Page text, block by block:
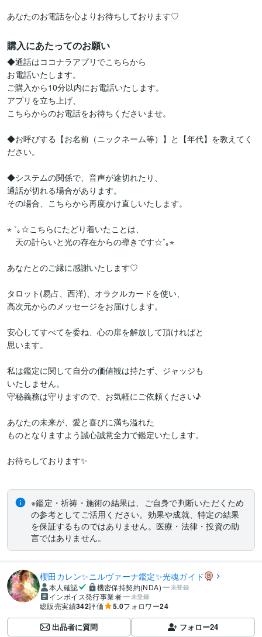
購入にあたってのお願い
◆通話はココナラアプリでこちらから
お電話いたします。
ご購入から10分以内にお電話いたします。
アプリを立ち上げ、
こちらからのお電話をお待ちくださいませ。
◆お呼びする【お名前（ニックネーム等）】と【年代】を教えてく
ださい。
◆システムの関係で、音声が途切れたり、
通話が切れる場合があります。
その場合、こちらから再度かけ直しいたします。
⋆ ˚｡☆こちらにたどり着いたことは、
天の計らいと光の存在からの導きです☆˚｡⋆
あなたとのご縁に感謝いたします♡
タロット(易占、西洋)、オラクルカードを使い、
高次元からのメッセージをお届けします。
安心してすべてを委ね、心の扉を解放して頂ければと
思います。
私は鑑定に関して自分の価値観は持たず、ジャッジも
いたしません。
守秘義務は守りますので、お気軽にご依頼ください♪
あなたの未来が、愛と喜びに満ち溢れた
ものとなりますよう誠心誠意全力で鑑定いたします。
お待ちしております✨
※鑑定・祈祷・施術の結果は、ご自身で判断いただくため
の参考としてご活用ください。効果や成就、特定の結果
を保証するものではありません。医療・法律・投資の助
言ではありません。
櫻田カレン✨ニルヴァーナ鑑定✨光魂ガイド
本人確認 機密保持契約(NDA) 未登録
インボイス発行事業者 未登録
総販売実績342評価 5.0フォロワー24
出品者に質問 フォロー24